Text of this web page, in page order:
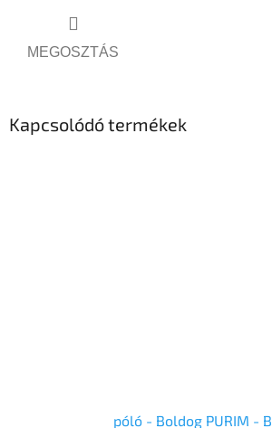
MEGOSZTÁS
Kapcsolódó termékek
póló - Boldog PURIM -